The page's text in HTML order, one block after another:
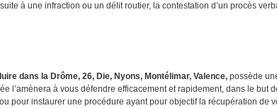
à une infraction ou un délit routier, la contestation d’un procès
dans la Drôme, 26, Die, Nyons, Montélimar, Valence, possède
l’amènera à vous défendre efficacement et rapidement, dans le
pour instaurer une procédure ayant pour objectif la récupération de